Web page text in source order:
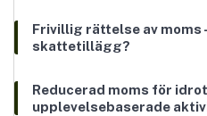
Frivillig rättelse av moms
skattetillägg?
Reducerad moms för
upplevelsebaserade